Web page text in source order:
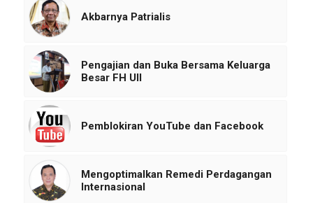
Akbarnya Patrialis
Pengajian dan Buka Bersama Keluarga
Besar FH UII
Pemblokiran YouTube dan Facebook
Mengoptimalkan Remedi Perdagangan
Internasional